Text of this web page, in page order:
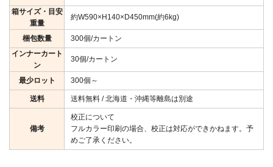
箱サイズ・目安
重量
約W590×H140×D450mm(約6kg)
梱包数量
300個/カートン
インナーカート
ン
30個/カートン
最少ロット 300個～
送料 送料無料 / 北海道・沖縄等離島は別途
備考
校正について
フルカラー印刷の場合、校正は対応ができかねます。予
めご了承ください。